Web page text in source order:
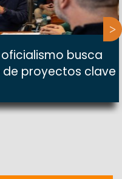
oficialismo busca
proyectos clave